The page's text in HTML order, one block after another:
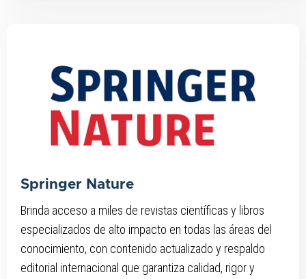
Springer Nature
Brinda acceso a miles de revistas científicas y libros
especializados de alto impacto en todas las áreas del
conocimiento, con contenido actualizado y respaldo
editorial internacional que garantiza calidad, rigor y